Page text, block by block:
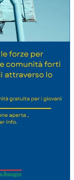
prima riunione a